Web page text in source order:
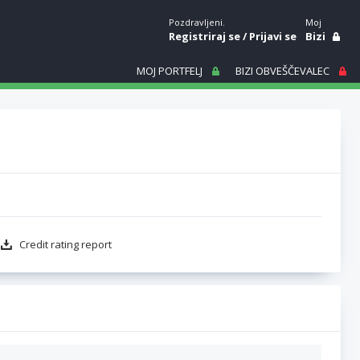
Pozdravljeni.
Registriraj se/Prijavi se
Moj
Bizi
MOJ PORTFELJ BIZI OBVEŠČEVALEC
Credit rating report